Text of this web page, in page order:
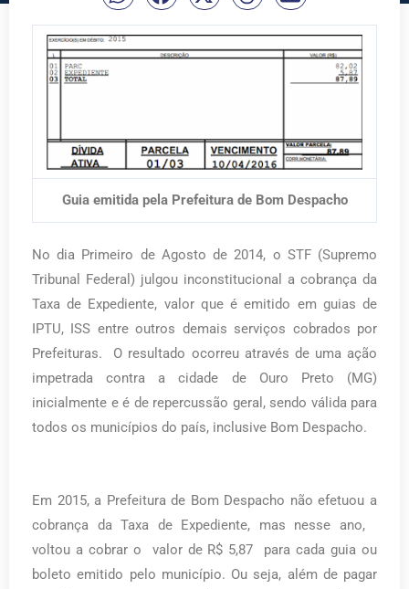
Guia emitida pela Prefeitura de Bom Despacho
No dia Primeiro de Agosto de 2014, o STF (Supremo
Tribunal Federal) julgou inconstitucional a cobrança da
Taxa de Expediente, valor que é emitido em guias de
IPTU, ISS entre outros demais serviços cobrados por
Prefeituras. O resultado ocorreu através de uma ação
impetrada contra a cidade de Ouro Preto (MG)
inicialmente e é de repercussão geral, sendo válida para
todos os municípios do país, inclusive Bom Despacho.
Em 2015, a Prefeitura de Bom Despacho não efetuou a
cobrança da Taxa de Expediente, mas nesse ano,
voltou a cobrar o valor de R$ 5,87 para cada guia ou
boleto emitido pelo município. Ou seja, além de pagar